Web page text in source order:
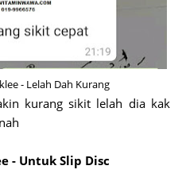
- Lelah Dah Kurang
kurang sikit lelah dia kak
- Untuk Slip Disc